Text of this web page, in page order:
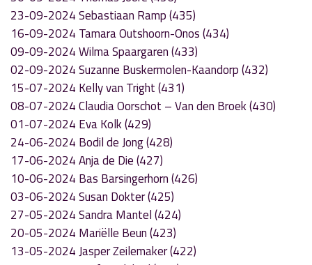
23-09-2024 Sebastiaan Ramp (435)
16-09-2024 Tamara Outshoorn-Onos (434)
09-09-2024 Wilma Spaargaren (433)
02-09-2024 Suzanne Buskermolen-Kaandorp (432)
15-07-2024 Kelly van Tright (431)
08-07-2024 Claudia Oorschot – Van den Broek (430)
01-07-2024 Eva Kolk (429)
24-06-2024 Bodil de Jong (428)
17-06-2024 Anja de Die (427)
10-06-2024 Bas Barsingerhorn (426)
03-06-2024 Susan Dokter (425)
27-05-2024 Sandra Mantel (424)
20-05-2024 Mariëlle Beun (423)
13-05-2024 Jasper Zeilemaker (422)